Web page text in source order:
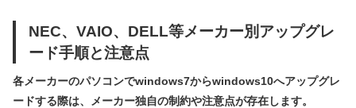
NEC、VAIO、DELL等メーカー別アップグレ
ード手順と注意点
各メーカーのパソコンでwindows7からwindows10へアップグレ
ードする際は、メーカー独自の制約や注意点が存在します。